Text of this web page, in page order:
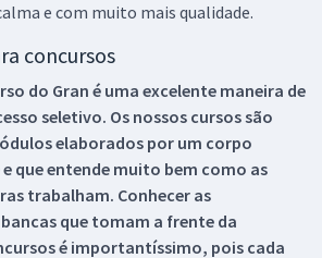
e com muito mais qualidade.
concursos
do Gran é uma excelente maneira de
seletivo. Os nossos cursos são
elaborados por um corpo
que entende muito bem como as
trabalham. Conhecer as
que tomam a frente da
é importantíssimo, pois cada